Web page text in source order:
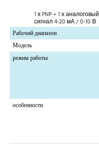
1 х PNP + 1 х аналоговый
сигнал 4-20 мА / 0-10 В
Рабочий диапазон
Модель
режим работы
особенности